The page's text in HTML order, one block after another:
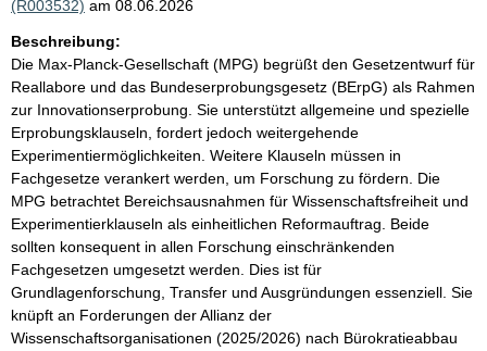
(R003532) am 08.06.2026
Beschreibung:
Die Max-Planck-Gesellschaft (MPG) begrüßt den Gesetzentwurf für
Reallabore und das Bundeserprobungsgesetz (BErpG) als Rahmen
zur Innovationserprobung. Sie unterstützt allgemeine und spezielle
Erprobungsklauseln, fordert jedoch weitergehende
Experimentiermöglichkeiten. Weitere Klauseln müssen in
Fachgesetze verankert werden, um Forschung zu fördern. Die
MPG betrachtet Bereichsausnahmen für Wissenschaftsfreiheit und
Experimentierklauseln als einheitlichen Reformauftrag. Beide
sollten konsequent in allen Forschung einschränkenden
Fachgesetzen umgesetzt werden. Dies ist für
Grundlagenforschung, Transfer und Ausgründungen essenziell. Sie
knüpft an Forderungen der Allianz der
Wissenschaftsorganisationen (2025/2026) nach Bürokratieabbau